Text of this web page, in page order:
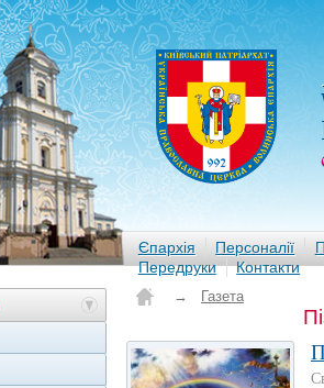
Єпархія Персоналії
Передруки
Контакти
→ Газета